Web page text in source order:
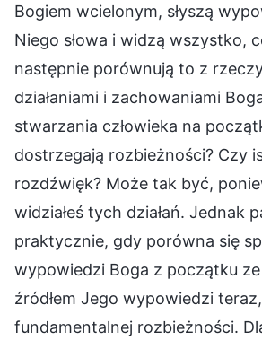
Bogiem wcielonym, słyszą
Niego słowa i widzą wszystko,
następnie porównują to z
działaniami i zachowaniami
stwarzania człowieka na
dostrzegają rozbieżności? Czy
rozdźwięk? Może tak być,
widziałeś tych działań. Jednak
praktycznie, gdy porówna się
wypowiedzi Boga z początku
źródłem Jego wypowiedzi
fundamentalnej rozbieżności.